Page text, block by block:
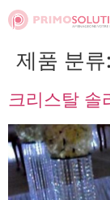
제품 분류:
크리스탈 솔